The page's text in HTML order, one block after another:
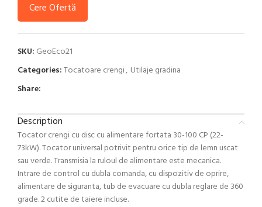
Cere Ofertă
SKU: GeoEco21
Categories:Tocatoare crengi, Utilaje gradina
Share:
Description
Tocator crengi cu disc cu alimentare fortata 30-100 CP (22-
73kW). Tocator universal potrivit pentru orice tip de lemn uscat
sau verde. Transmisia la ruloul de alimentare este mecanica.
Intrare de control cu dubla comanda, cu dispozitiv de oprire,
alimentare de siguranta, tub de evacuare cu dubla reglare de 360
grade. 2 cutite de taiere incluse.